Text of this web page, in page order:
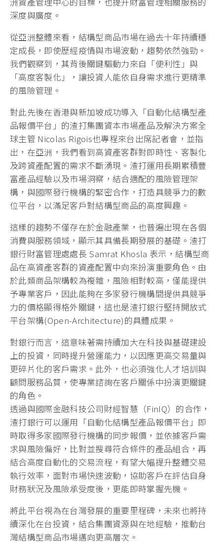
深度與廣度。
從亞洲整體來看，結構型商品市場在過去十年持續穩
定成長，即使歷經疫情與市場波動，趨勢依然強勁。
我們觀察到，其背後關鍵驅動力來自「便利性」與
「高度客製化」，讓投資人能依自身需求進行更精準
的風險管理。
對此先後在香港與新加坡成功導入「自動化結構型產
品報價平台」的渣打集團資本市場產品及解決方案全
球主管 Nicolas Rigois也專程來台出席記者會，並指
出，在亞洲，我們看到高資產客群對即時性、客製化
及跨資產配置的需求不斷湧現。渣打運用長期累積豐
富產品經驗以及市場洞察，結合適配的風險管理架
構，與國際發行機構的緊密合作，打造具競爭力的數
位平台，以滿足客戶對結構型商品的高度興趣。
這樣的趨勢不僅存在於金融產業，也普遍出現在各個
消費與服務領域，顯示其具備長期發展的基礎。渣打
銀行財富管理處處長 Samrat Khosla 表示，結構型商
品在高資產客群的資產配置中向來扮演重要角色。由
於此類商品架構較為複雜，風險相對較高，僅能提供
予專業客戶，因此能夠在多家發行機構間提供具競爭
力的價格顯得格外關鍵，這也是渣打銀行堅持開放式
平台架構(Open-Architecture)的具體成果。
對銀行而言，這意味著需持續加大在科技與基礎建設
上的投資，同時提升營運能力，以因應更高交易量與
更碎片化的客戶需求。此外，也必須強化人才培訓與
顧問服務品質，使專業諮詢在客戶關係中扮演更關鍵
的角色。
透過與國際金融科技公司財經智慧（FinIQ）的合作，
渣打銀行可以運用「自動化結構型產品報價平台」即
時取得多家國際發行機構的同步報價，並依據客戶需
求與風險偏好，比對並搜尋符合條件的產品組合，再
結合高度自動化的交易流程，有望大幅提升整體交易
執行效率，面對市場快速波動，協助客戶在評估自身
財務狀況及風險承受度後，更能即時掌握先機。
將此平台視為在台灣發展的重要里程碑，未來也將持
續深化在台投資，結合集團資源與在地經驗，推動台
灣結構型商品市場邁向更高層次。